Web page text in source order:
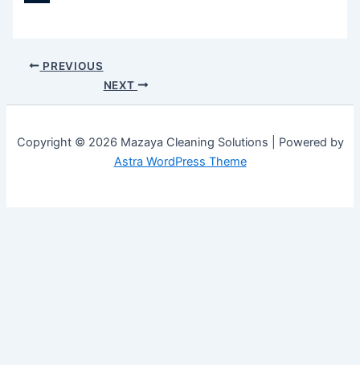
PREVIOUS
NEXT
Copyright © 2026 Mazaya Cleaning Solutions | Powered by
Astra WordPress Theme